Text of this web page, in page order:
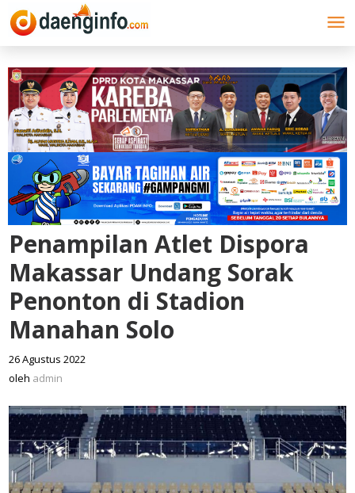
Lewati
ke
Penampilan Atlet Dispora
Makassar Undang Sorak
Penonton di Stadion
Manahan Solo
26 Agustus 2022
oleh admin